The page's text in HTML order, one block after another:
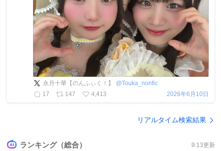
永月十華【のんふぃく！】 @Touka_nonfic
17
147 4,413 2026年6月10日
リアルタイム検索結果
ランキング（総合） 9:13更新